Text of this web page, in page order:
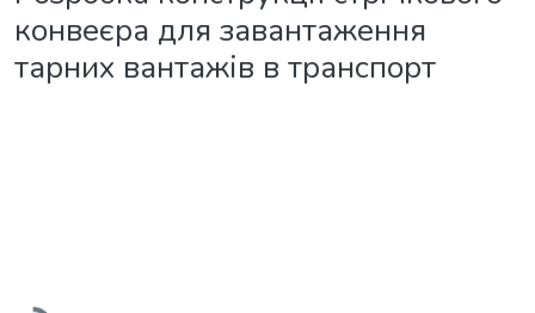
конвеєра для завантаження
тарних вантажів в транспорт
Вантажиться...